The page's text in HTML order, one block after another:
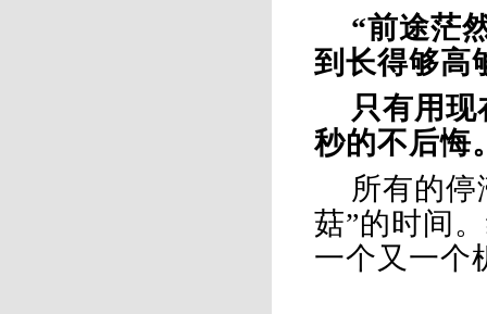
“前途茫
到长得够高
只有用
秒的不后悔
所有的
菇”的时间
一个又一个